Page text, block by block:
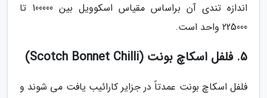
اندازه تندی آن براساس مقیاس اسکوویل بین 100000 تا
225000 واحد است.
5. فلفل اسکاچ بونت (Scotch Bonnet Chilli)
فلفل اسکاچ بونت عمدتاً در جزایر کارائیب یافت می شوند و